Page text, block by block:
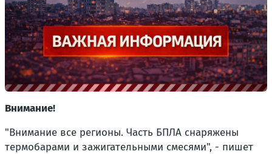
Внимание!
"Внимание все регионы. Часть БПЛА снаряжены
термобарами и зажигательными смесями", - пишет